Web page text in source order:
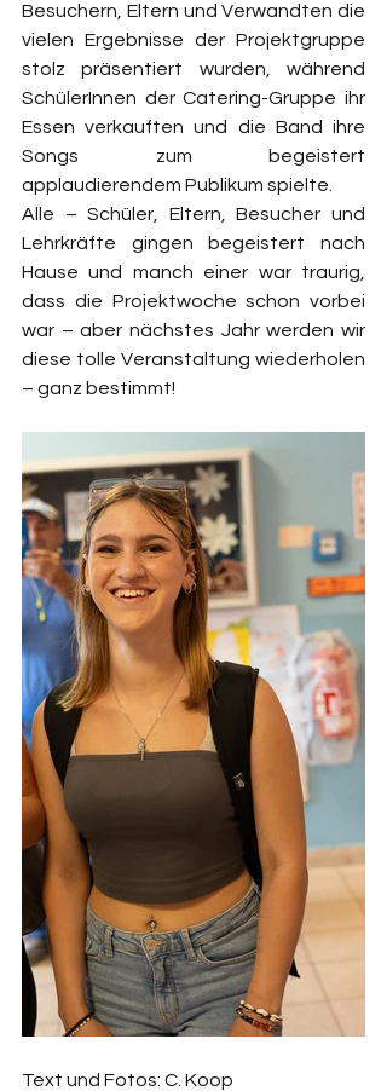
Besuchern, Eltern und Verwandten die
vielen Ergebnisse der Projektgruppe
stolz präsentiert wurden, während
SchülerInnen der Catering-Gruppe ihr
Essen verkauften und die Band ihre
Songs zum begeistert
applaudierendem Publikum spielte.
Alle – Schüler, Eltern, Besucher und
Lehrkräfte gingen begeistert nach
Hause und manch einer war traurig,
dass die Projektwoche schon vorbei
war – aber nächstes Jahr werden wir
diese tolle Veranstaltung wiederholen
– ganz bestimmt!
Text und Fotos: C. Koop